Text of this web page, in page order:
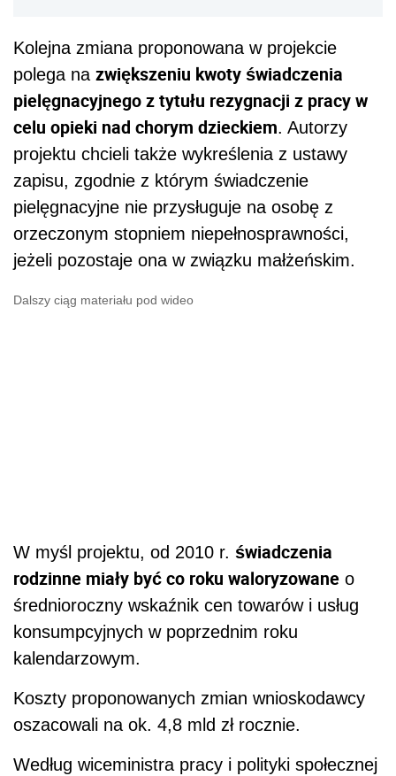
Kolejna zmiana proponowana w projekcie
polega na zwiększeniu kwoty świadczenia
pielęgnacyjnego z tytułu rezygnacji z pracy w
celu opieki nad chorym dzieckiem. Autorzy
projektu chcieli także wykreślenia z ustawy
zapisu, zgodnie z którym świadczenie
pielęgnacyjne nie przysługuje na osobę z
orzeczonym stopniem niepełnosprawności,
jeżeli pozostaje ona w związku małżeńskim.
Dalszy ciąg materiału pod wideo
W myśl projektu, od 2010 r. świadczenia
rodzinne miały być co roku waloryzowane o
średnioroczny wskaźnik cen towarów i usług
konsumpcyjnych w poprzednim roku
kalendarzowym.
Koszty proponowanych zmian wnioskodawcy
oszacowali na ok. 4,8 mld zł rocznie.
Według wiceministra pracy i polityki społecznej